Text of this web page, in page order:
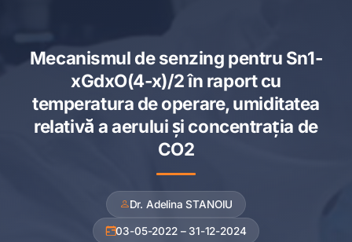
Mecanismul de senzing pentru Sn1-
xGdxO(4-x)/2 în raport cu
temperatura de operare, umiditatea
relativă a aerului şi concentrația de
CO2
Dr. Adelina STANOIU
03-05-2022 – 31-12-2024